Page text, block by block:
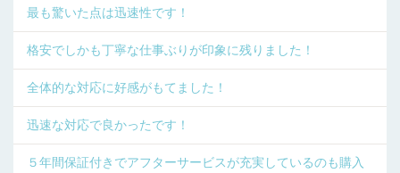
最も驚いた点は迅速性です！
格安でしかも丁寧な仕事ぶりが印象に残りました！
全体的な対応に好感がもてました！
迅速な対応で良かったです！
５年間保証付きでアフターサービスが充実しているのも購入